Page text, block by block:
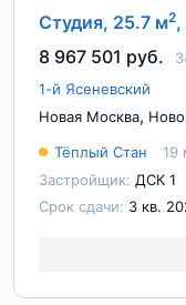
Студия, 25.7 м2,
8 967 501 руб.
1-й Ясеневский
Новая Москва,
Тёплый Стан
19
Застройщик: ДСК 1
Срок сдачи: 3 кв.